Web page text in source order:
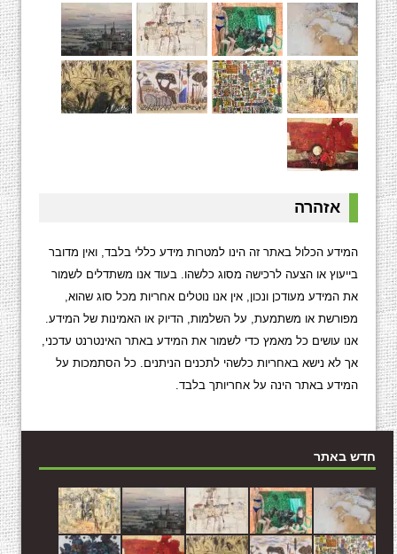
אזהרה
המידע הכלול באתר זה הינו למטרות מידע כללי בלבד, ואין מדובר
בייעוץ או הצעה לרכישה מסוג כלשהו. בעוד אנו משתדלים לשמור
את המידע מעודכן ונכון, אין אנו נוטלים אחריות מכל סוג שהוא,
מפורשת או משתמעת, על השלמות, הדיוק או האמינות של המידע.
אנו עושים כל מאמץ כדי לשמור את המידע באתר האינטרנט עדכני,
אך לא נישא באחריות כלשהי לתכנים הניתנים. כל הסתמכות על
המידע באתר הינה על אחריותך בלבד.
חדש באתר